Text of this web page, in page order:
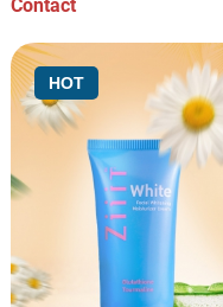
Contact
HOT